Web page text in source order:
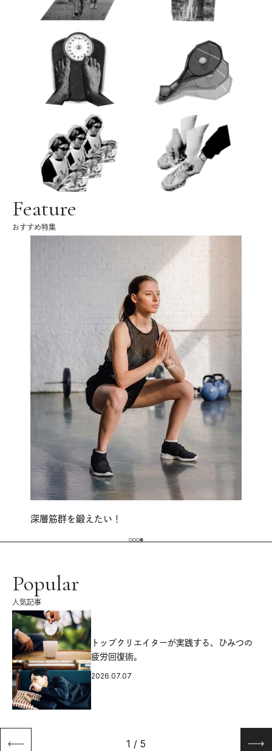
Feature
おすすめ特集
深層筋群を鍛えたい！
Popular
人気記事
トップクリエイターが実践する、ひみつの
疲労回復術。
2026.07.07
1 / 5